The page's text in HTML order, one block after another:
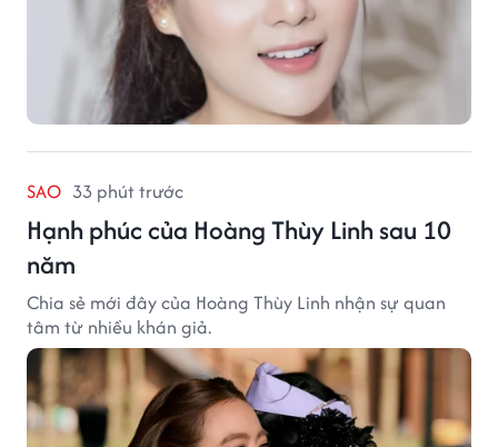
SAO 33 phút trước
Hạnh phúc của Hoàng Thùy Linh sau 10
năm
Chia sẻ mới đây của Hoàng Thùy Linh nhận sự quan
tâm từ nhiều khán giả.